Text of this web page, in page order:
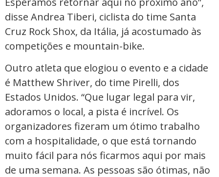
disse Andrea Tiberi, ciclista do time Santa
Cruz Rock Shox, da Itália, já acostumado às
competições e mountain-bike.
Outro atleta que elogiou o evento e a cidade
é Matthew Shriver, do time Pirelli, dos
Estados Unidos. “Que lugar legal para vir,
adoramos o local, a pista é incrível. Os
organizadores fizeram um ótimo trabalho
com a hospitalidade, o que está tornando
muito fácil para nós ficarmos aqui por mais
de uma semana. As pessoas são ótimas, não